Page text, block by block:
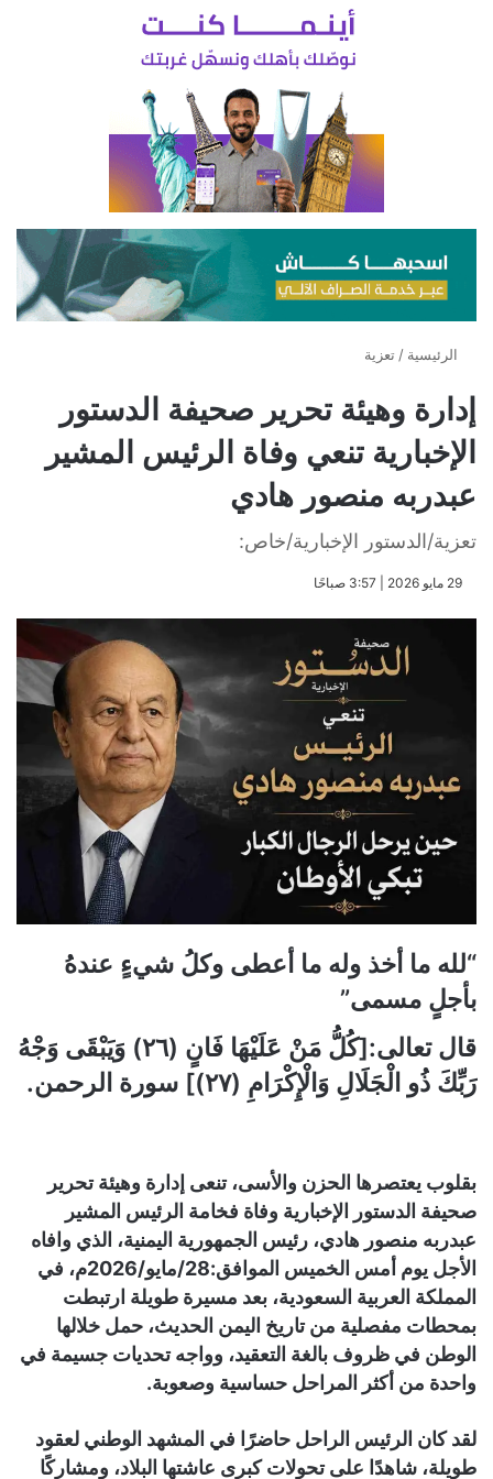
الرئيسية / تعزية
إدارة وهيئة تحرير صحيفة الدستور
الإخبارية تنعي وفاة الرئيس المشير
عبدربه منصور هادي
تعزية/الدستور الإخبارية/خاص:
​29 مايو 2026 | 3:57 صباحًا
“لله ما أخذ وله ما أعطى وكلُ شيءٍ عندهُ
بأجلٍ مسمى”
قال تعالى:[كُلُّ مَنْ عَلَيْهَا فَانٍ (٢٦) وَيَبْقَى وَجْهُ
رَبِّكَ ذُو الْجَلَالِ وَالْإِكْرَامِ (٢٧)] سورة الرحمن.
بقلوب يعتصرها الحزن والأسى، تنعى إدارة وهيئة تحرير
صحيفة الدستور الإخبارية وفاة فخامة الرئيس المشير
عبدربه منصور هادي، رئيس الجمهورية اليمنية، الذي وافاه
الأجل يوم أمس الخميس الموافق:28/مايو/2026م، في
المملكة العربية السعودية، بعد مسيرة طويلة ارتبطت
بمحطات مفصلية من تاريخ اليمن الحديث، حمل خلالها
الوطن في ظروف بالغة التعقيد، وواجه تحديات جسيمة في
واحدة من أكثر المراحل حساسية وصعوبة.
لقد كان الرئيس الراحل حاضرًا في المشهد الوطني لعقود
طويلة، شاهدًا على تحولات كبرى عاشتها البلاد، ومشاركًا